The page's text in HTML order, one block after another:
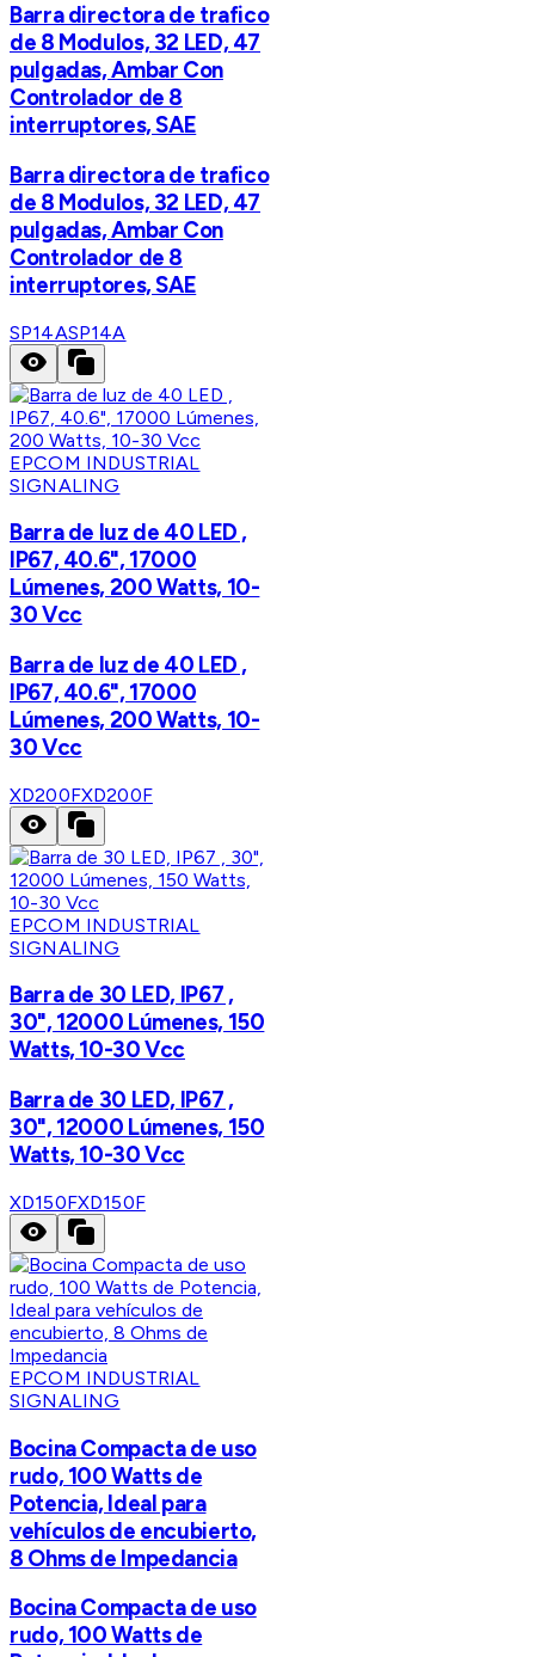
Barra directora de trafico
de 8 Modulos, 32 LED, 47
pulgadas, Ambar Con
Controlador de 8
interruptores, SAE
Barra directora de trafico
de 8 Modulos, 32 LED, 47
pulgadas, Ambar Con
Controlador de 8
interruptores, SAE
SP14ASP14A
EPCOM INDUSTRIAL
SIGNALING
Barra de luz de 40 LED ,
IP67, 40.6", 17000
Lúmenes, 200 Watts, 10-
30 Vcc
Barra de luz de 40 LED ,
IP67, 40.6", 17000
Lúmenes, 200 Watts, 10-
30 Vcc
XD200FXD200F
EPCOM INDUSTRIAL
SIGNALING
Barra de 30 LED, IP67 ,
30", 12000 Lúmenes, 150
Watts, 10-30 Vcc
Barra de 30 LED, IP67 ,
30", 12000 Lúmenes, 150
Watts, 10-30 Vcc
XD150FXD150F
EPCOM INDUSTRIAL
SIGNALING
Bocina Compacta de uso
rudo, 100 Watts de
Potencia, Ideal para
vehículos de encubierto,
8 Ohms de Impedancia
Bocina Compacta de uso
rudo, 100 Watts de